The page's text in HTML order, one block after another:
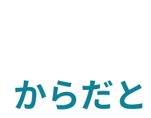
からだ